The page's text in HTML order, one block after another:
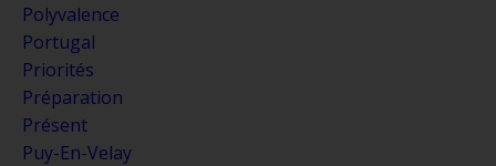
Polyvalence
Portugal
Priorités
Préparation
Présent
Puy-En-Velay